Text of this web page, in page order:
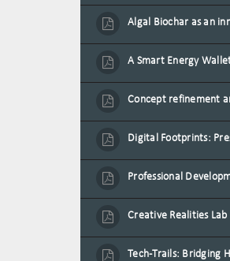
Creative Realities Lab